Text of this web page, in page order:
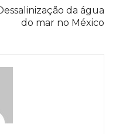
da água
do mar no México